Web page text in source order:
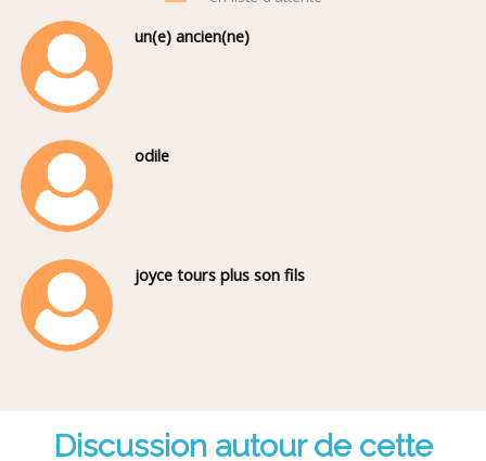
un(e) ancien(ne)
odile
joyce tours plus son fils
Discussion autour de cette